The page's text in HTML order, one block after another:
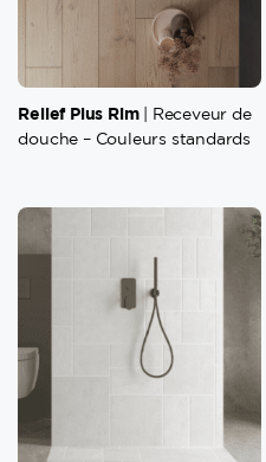
Relief Plus Rim| Receveur de
douche – Couleurs standards